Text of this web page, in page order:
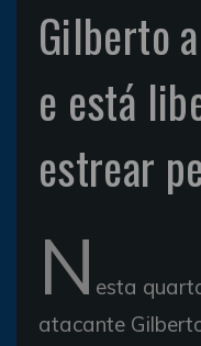
Gilberto
e está
estrear
N esta
atacante